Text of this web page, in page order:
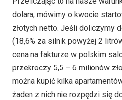
dolara, mówimy o kwocie
złotych netto. Jeśli doliczymy
(18,6% za silnik powyżej 2
cena na fakturze w polskim
przekroczy 5,5 – 6 milionów
można kupić kilka
żaden z nich nie rozpędzi się